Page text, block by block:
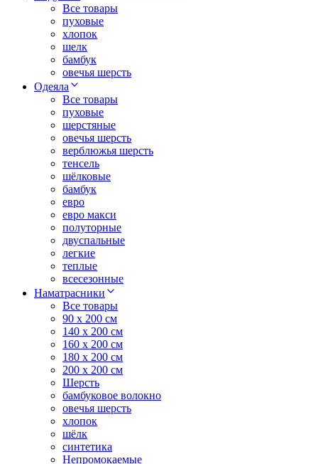
Все товары
пуховые
хлопок
шелк
бамбук
овечья шерсть
Одеяла
Все товары
пуховые
шерстяные
овечья шерсть
верблюжья шерсть
тенсель
шёлковые
бамбук
евро
евро макси
полуторные
двуспальные
легкие
теплые
всесезонные
Наматрасники
Все товары
90 x 200 см
140 x 200 см
160 x 200 см
180 x 200 см
200 x 200 см
Шерсть
бамбуковое волокно
овечья шерсть
хлопок
шёлк
синтетика
Непромокаемые